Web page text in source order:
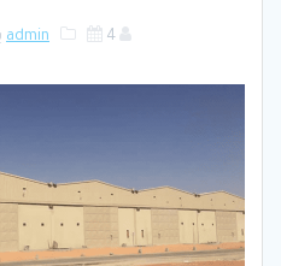
admin 4 يناير، 2021